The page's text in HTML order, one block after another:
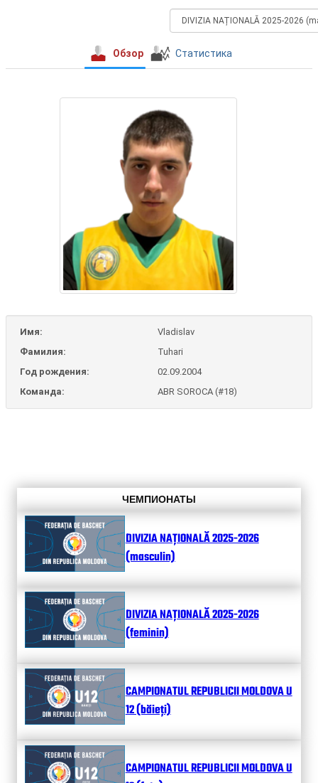
Обзор Статистика
Имя:
Vladislav
Фамилия:
Tuhari
Год рождения:
02.09.2004
Команда:
ABR SOROCA (#18)
ЧЕМПИОНАТЫ
DIVIZIA NAȚIONALĂ 2025-2026
(masculin)
DIVIZIA NAȚIONALĂ 2025-2026
(feminin)
CAMPIONATUL REPUBLICII MOLDOVA U
12 (băieți)
CAMPIONATUL REPUBLICII MOLDOVA U